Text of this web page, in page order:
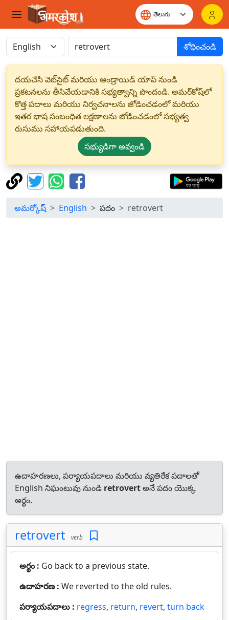
శోధించండి
దయచేసి వెబ్‌సైట్ మరియు ఆండ్రాయిడ్ యాప్ నుండి
ప్రకటనలను తీసివేయడానికి సభ్యత్వాన్ని పొందండి. అమర్‌కోష్‌లో
కొత్త పదాలు మరియు నిర్వచనాలను జోడించడంలో మరియు
ఇతర భాష సంబంధిత లక్షణాలను జోడించడంలో సభ్యత్వ
రుసుము సహాయపడుతుంది.
సభ్యుడిగా అవ్వండి
అమర్కోష్ English పదం retrovert
ఉదాహరణలు, పర్యాయపదాలు మరియు వ్యతిరేక పదాలతో
English నిఘంటువు నుండి retrovertఅనే పదం యొక్క
అర్థం.
retrovert verb
అర్థం : Go back to a previous state.
ఉదాహరణ : We reverted to the old rules.
పర్యాయపదాలు : regress, return, revert, turn back